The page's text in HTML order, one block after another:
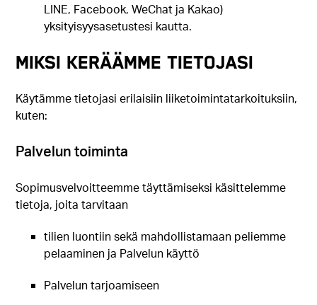
LINE, Facebook, WeChat ja Kakao)
yksityisyysasetustesi kautta.
MIKSI KERÄÄMME TIETOJASI
Käytämme tietojasi erilaisiin liiketoimintatarkoituksiin,
kuten:
Palvelun toiminta
Sopimusvelvoitteemme täyttämiseksi käsittelemme
tietoja, joita tarvitaan
tilien luontiin sekä mahdollistamaan peliemme
pelaaminen ja Palvelun käyttö
Palvelun tarjoamiseen